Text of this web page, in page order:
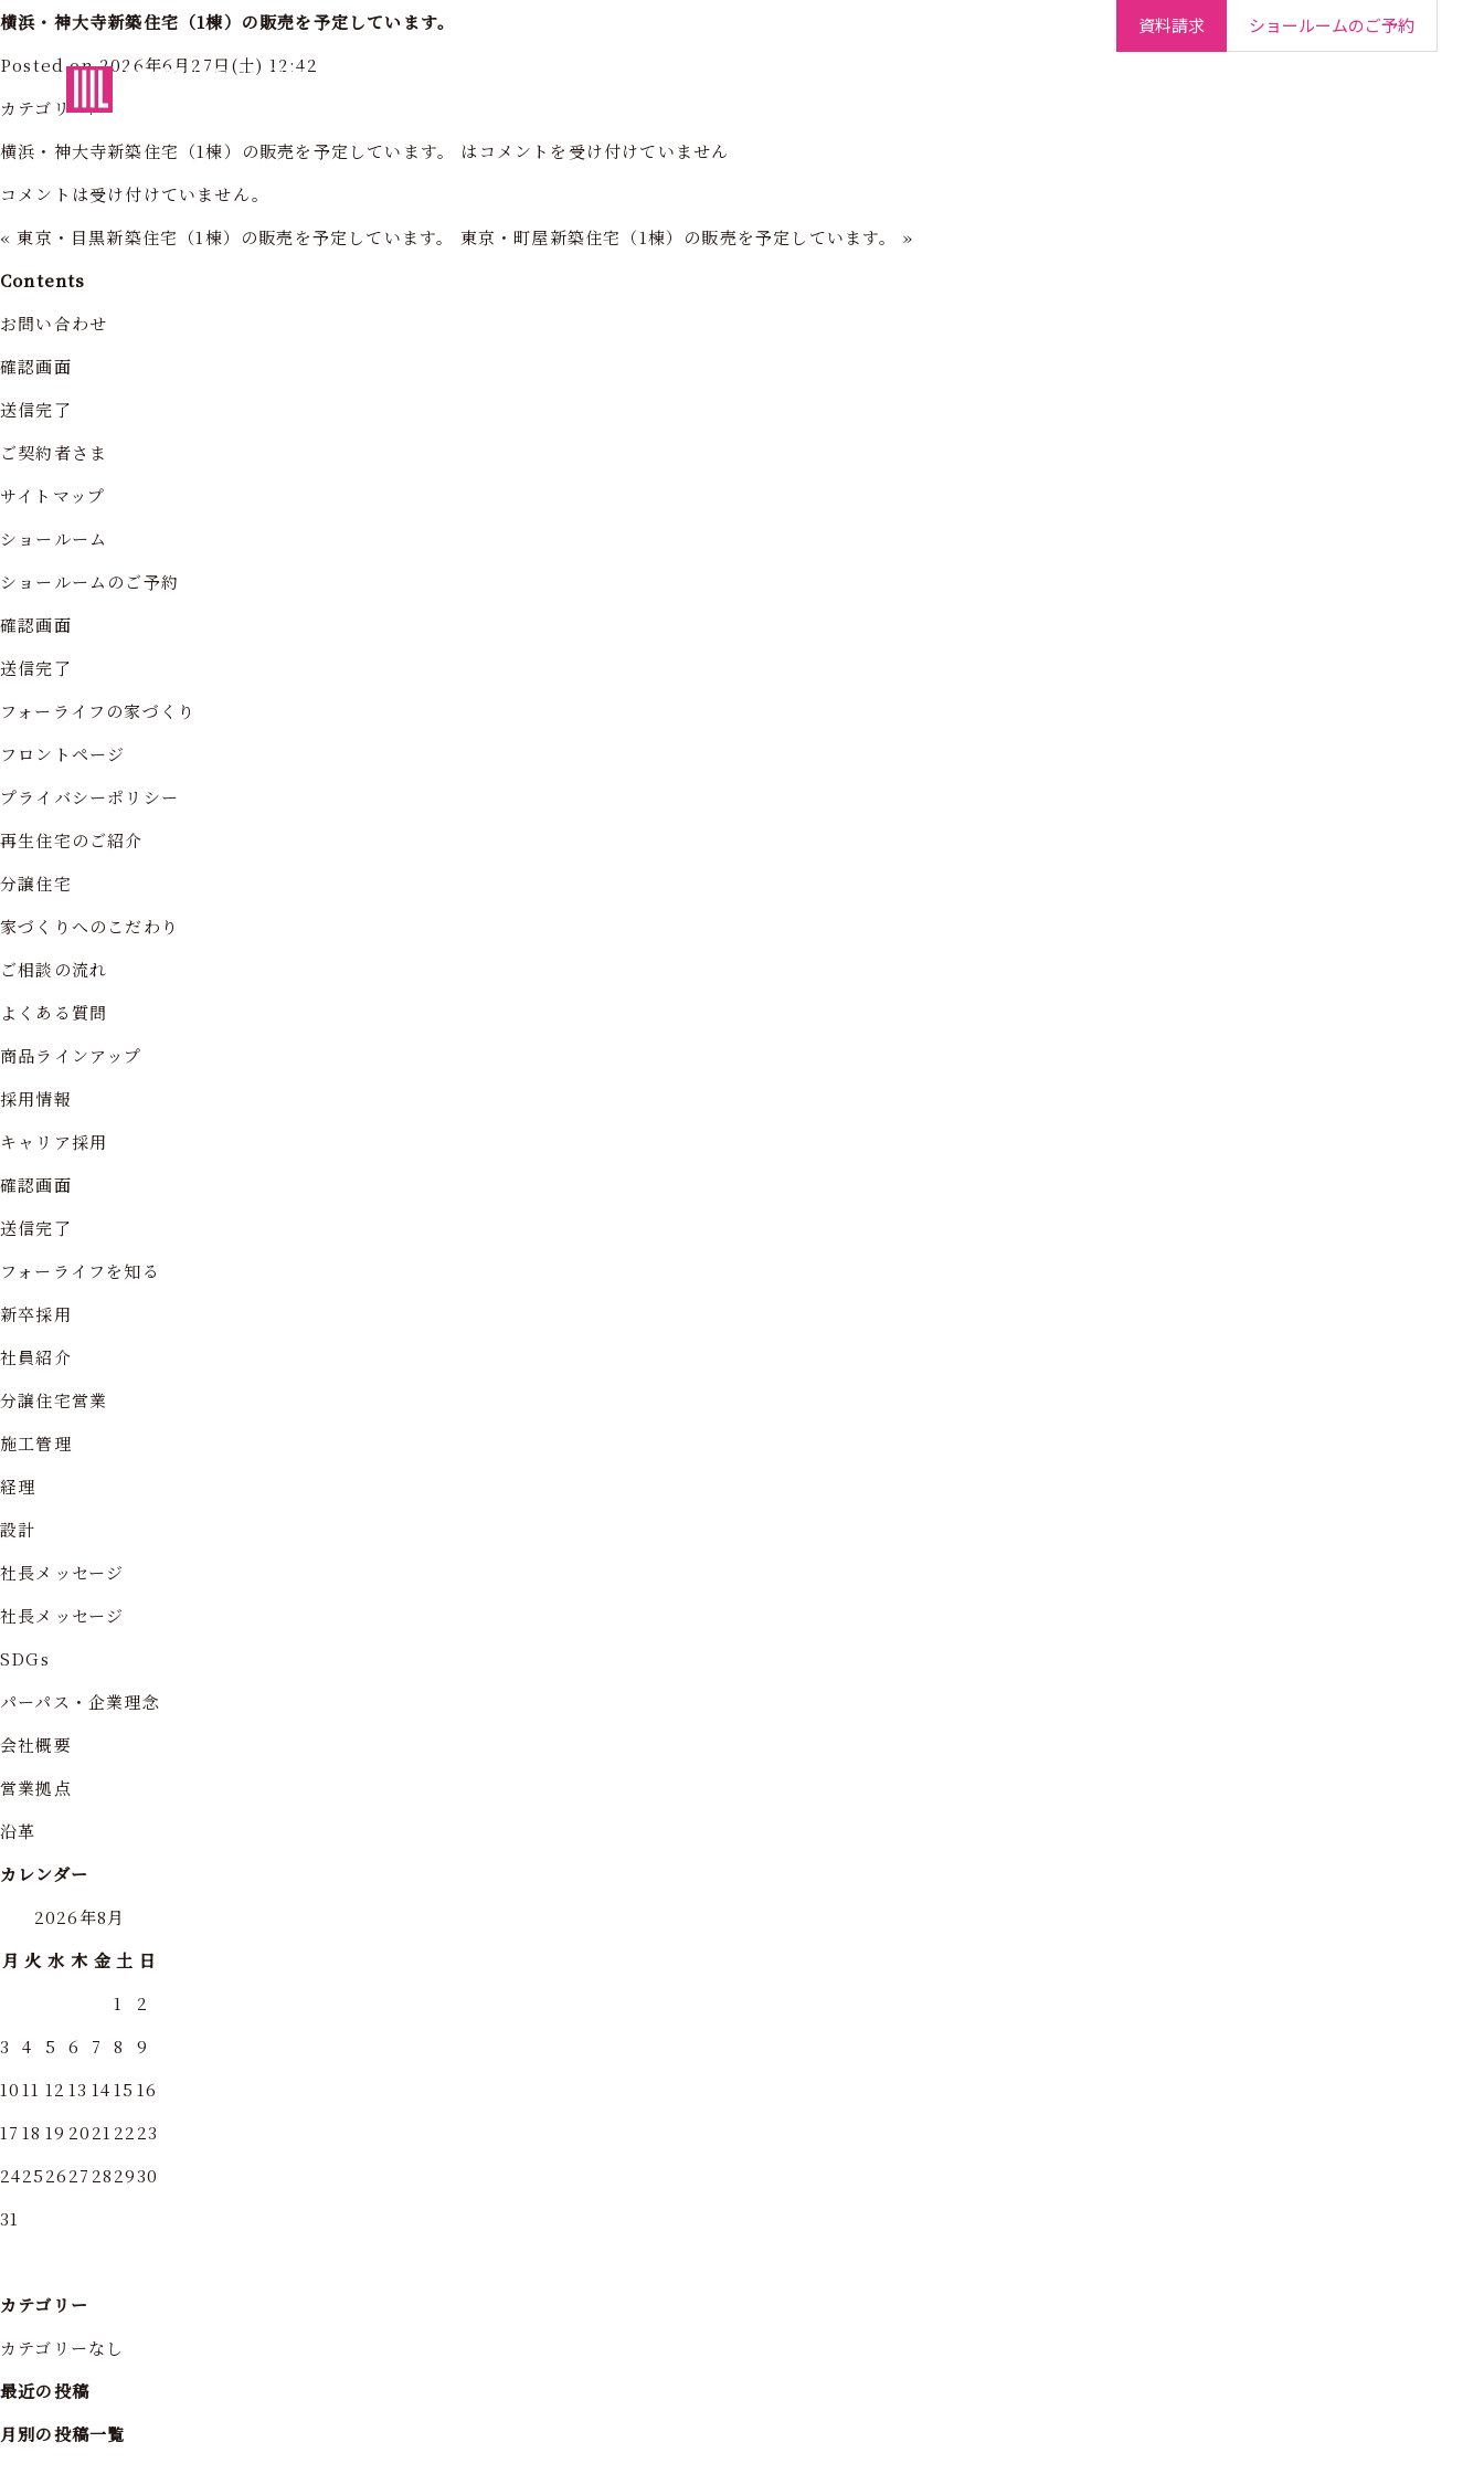
東京・神奈川の住まいを創造する
資料請求 ショールームのご予約
横浜・神大寺新築住宅（1棟）の販売を予定しています。
Posted on 2026年6月27日(土) 12:42
カテゴリー:
横浜・神大寺新築住宅（1棟）の販売を予定しています。 はコメントを受け付けていません
コメントは受け付けていません。
« 東京・目黒新築住宅（1棟）の販売を予定しています。 東京・町屋新築住宅（1棟）の販売を予定しています。
»
Contents
お問い合わせ
確認画面
送信完了
ご契約者さま
サイトマップ
ショールーム
ショールームのご予約
確認画面
送信完了
フォーライフの家づくり
フロントページ
プライバシーポリシー
再生住宅のご紹介
分譲住宅
家づくりへのこだわり
ご相談の流れ
よくある質問
商品ラインアップ
採用情報
キャリア採用
確認画面
送信完了
フォーライフを知る
新卒採用
社員紹介
分譲住宅営業
施工管理
経理
設計
社長メッセージ
社長メッセージ
SDGs
パーパス・企業理念
会社概要
営業拠点
沿革
カレンダー
2026年8月
月 火 水 木 金 土 日
1
2
3
4 5 6 7 8
9
1011 12 13 1415 16
17 18 19 2021 22 23
24252627 282930
31
カテゴリー
カテゴリーなし
最近の投稿
月別の投稿一覧